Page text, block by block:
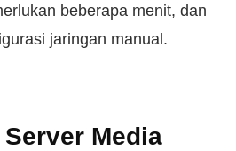
beberapa menit, dan
jaringan manual.
Media